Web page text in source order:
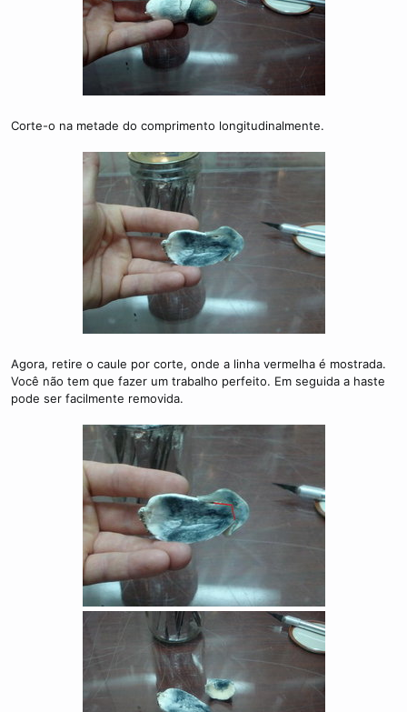
Corte-o na metade do comprimento longitudinalmente.
Agora, retire o caule por corte, onde a linha vermelha é mostrada.
Você não tem que fazer um trabalho perfeito. Em seguida a haste
pode ser facilmente removida.